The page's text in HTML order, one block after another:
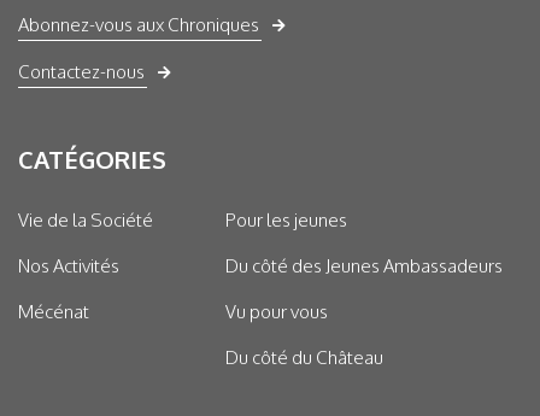
Abonnez-vous aux Chroniques
Contactez-nous
CATÉGORIES
Vie de la Société
Nos Activités
Mécénat
Pour les jeunes
Du côté des Jeunes Ambassadeurs
Vu pour vous
Du côté du Château